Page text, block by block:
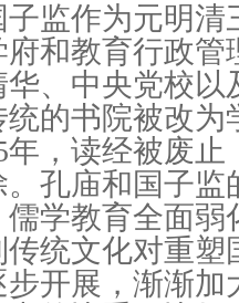
监作为元明清
府和教育行政
华、中央党校
统的书院被改
年，读经被废止
孔庙和国子
学教育全面
统文化对重
开展，渐渐